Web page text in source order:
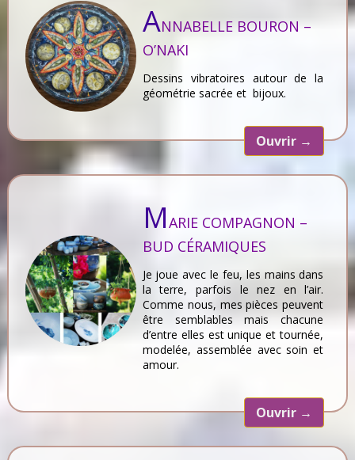
ANNABELLE BOURON –
O’NAKI
Dessins vibratoires autour de la
géométrie sacrée et bijoux.
Ouvrir →
MARIE COMPAGNON –
BUD CÉRAMIQUES
Je joue avec le feu, les mains dans
la terre, parfois le nez en l’air.
Comme nous, mes pièces peuvent
être semblables mais chacune
d’entre elles est unique et tournée,
modelée, assemblée avec soin et
amour.
Ouvrir →